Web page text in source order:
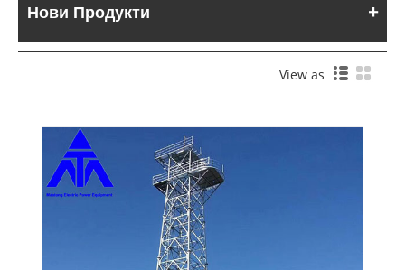
Нови Продукти
View as